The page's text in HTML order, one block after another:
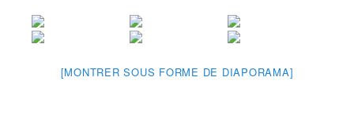
[MONTRER SOUS FORME DE DIAPORAMA]